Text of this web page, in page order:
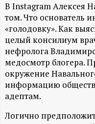
-
и
н
ф
о
В Instagram Алексея
том. Что основатель
«голодовку». Как
целый консилиум
нефролога
медосмотр блогера.
окружение
информацию
адептам.
Логично